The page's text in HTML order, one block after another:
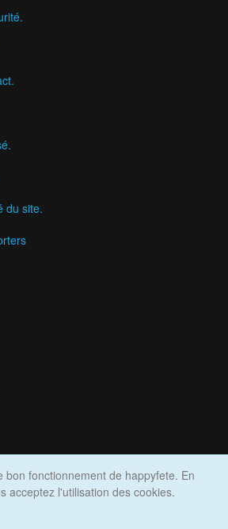
du site.
bon fonctionnement de happyfete. En
acceptez l'utilisation des cookies.